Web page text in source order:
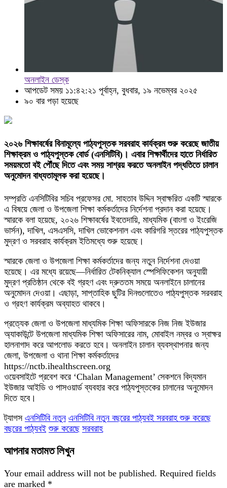
অনলাইন ডেস্ক
আপডেট সময় ১১:৪২:২১ পূর্বাহ্ন, বুধবার, ১৯ নভেম্বর ২০২৫
৯০ বার পড়া হয়েছে
২০২৬ শিক্ষাবর্ষের বিনামূল্যে পাঠ্যপুস্তক সরবরাহ কার্যক্রম শুরু করেছে জাতীয়
শিক্ষাক্রম ও পাঠ্যপুস্তক বোর্ড (এনসিটিবি)। এবার শিক্ষার্থীদের হাতে নির্ধারিত
সময়মতো বই পৌঁছে দিতে এবং সময় সাশ্রয় করতে অনলাইন পদ্ধতিতে চালান
অনুমোদন বাধ্যতামূলক করা হয়েছে।
সম্প্রতি এনসিটিবির সচিব প্রফেসর মো. সাহতাব উদ্দিন স্বাক্ষরিত একটি স্মারকে
এ বিষয়ে জেলা ও উপজেলা শিক্ষা কর্মকর্তাদের নির্দেশনা প্রদান করা হয়েছে।
স্মারকে বলা হয়েছে, ২০২৬ শিক্ষাবর্ষের ইবতেদায়ি, মাধ্যমিক (বাংলা ও ইংরেজি
ভার্সন), দাখিল, এসএসসি, দাখিল ভোকেশনাল এবং কারিগরি স্তরের পাঠ্যপুস্তক
মুদ্রণ ও সরবরাহ কার্যক্রম ইতিমধ্যে শুরু হয়েছে।
স্মারকে জেলা ও উপজেলা শিক্ষা কর্মকর্তাদের জন্য নতুন নির্দেশনা দেওয়া
হয়েছে। এর মধ্যে রয়েছে—নির্ধারিত টেকনিক্যাল স্পেসিফিকেশন অনুযায়ী
মুদ্রণ প্রতিষ্ঠান থেকে বই গ্রহণ এবং দ্রুততম সময়ে অনলাইনে চালানের
অনুমোদন দেওয়া। এছাড়া, সাপ্তাহিক ছুটির দিনগুলোতেও পাঠ্যপুস্তক সরবরাহ
ও গ্রহণ কার্যক্রম অব্যাহত থাকবে।
প্রত্যেক জেলা ও উপজেলা মাধ্যমিক শিক্ষা অফিসারকে নিজ নিজ ইউজার
অ্যাকাউন্টে উপজেলা মাধ্যমিক শিক্ষা অফিসারের নাম, মোবাইল নম্বর ও স্বাক্ষর
হালনাগাদ করে আপলোড করতে হবে। অনলাইন চালান ব্যবস্থাপনার জন্য
জেলা, উপজেলা ও থানা শিক্ষা কর্মকর্তাদের
https://nctb.ihealthscreen.org
ওয়েবসাইটে প্রবেশ করে ‘Chalan Management’ সেকশনে বিদ্যমান
ইউজার আইডি ও পাসওয়ার্ড ব্যবহার করে পাঠ্যপুস্তকের চালানের অনুমোদন
দিতে হবে।
ট্যাগস এনসিটিবি নতুন এনসিটিবি নতুন বছরের পাঠ্যবই সরবরাহ শুরু করেছে
বছরের পাঠ্যবই শুরু করেছে সরবরাহ
আপনার মতামত লিখুন
Your email address will not be published. Required fields
are marked *